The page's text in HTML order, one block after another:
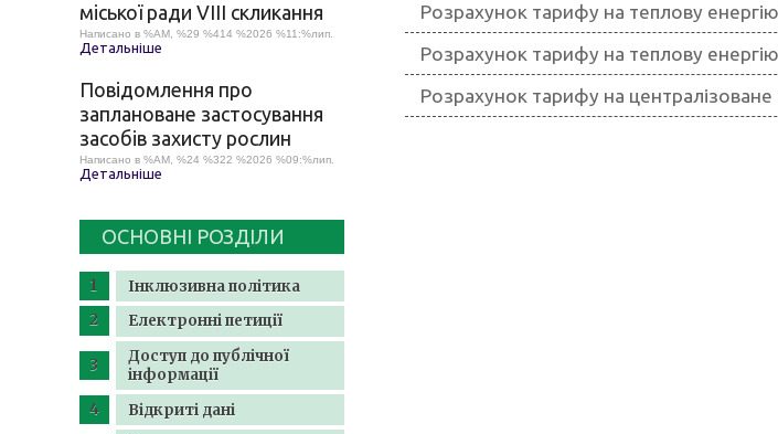
міської ради VIII скликання
Написано в %AM, %29 %414 %2026 %11:%лип.
Детальніше
Повідомлення про
заплановане застосування
засобів захисту рослин
Написано в %AM, %24 %322 %2026 %09:%лип.
Детальніше
ОСНОВНІ РОЗДІЛИ
Інклюзивна політика
Електронні петиції
Доступ до публічної
інформації
Відкриті дані
Розрахунок тарифу на теплову
Розрахунок тарифу на теплову
Розрахунок тарифу на